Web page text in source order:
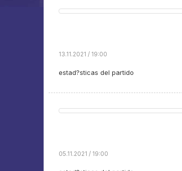
13.11.2021 / 19:00
estad?sticas del partido
05.11.2021 / 19:00